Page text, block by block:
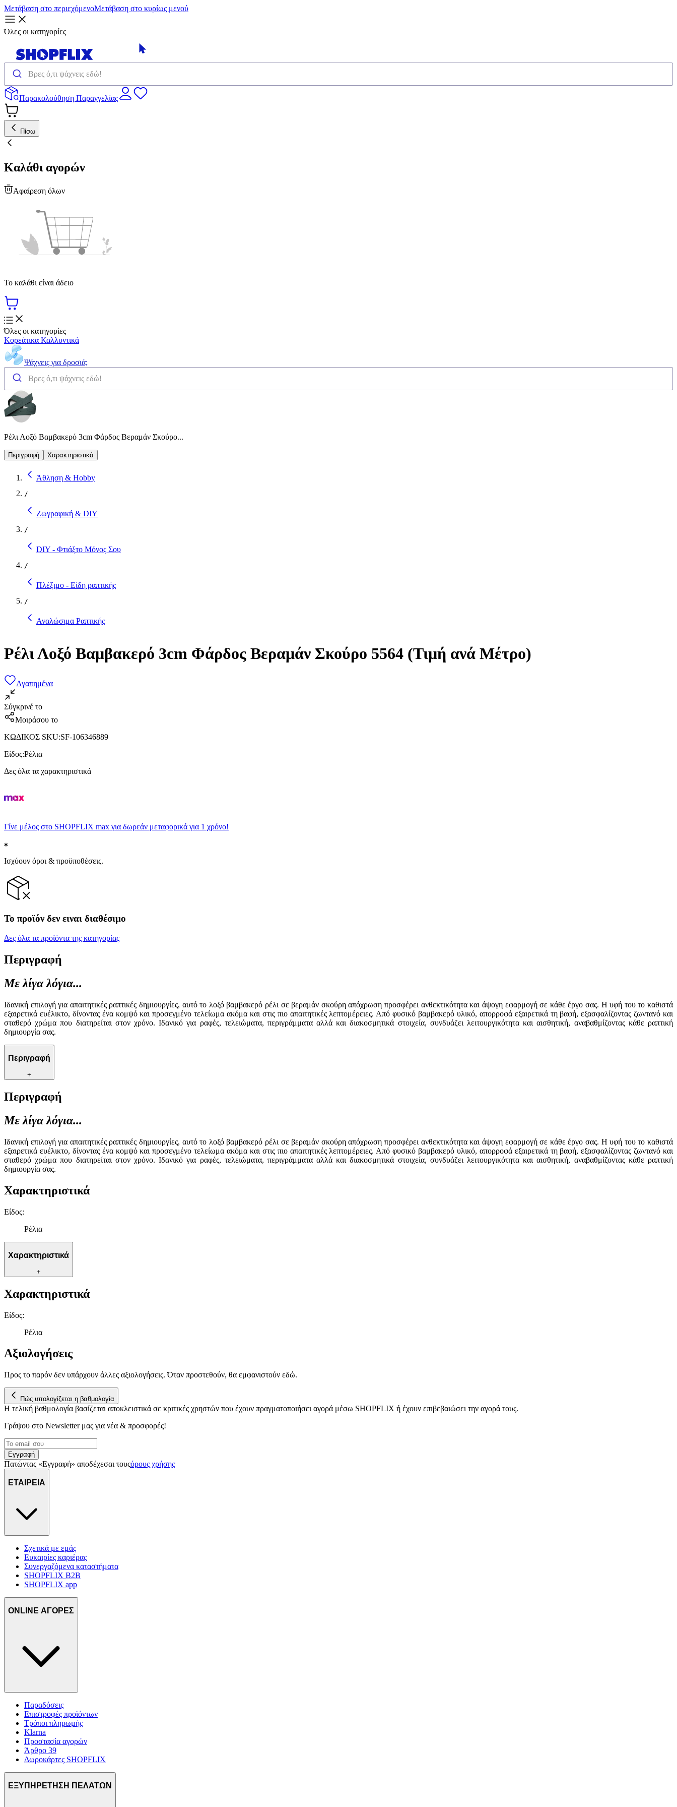
Μετάβαση στο περιεχόμενοΜετάβαση στο κυρίως μενού
Όλες οι κατηγορίες
Παρακολούθηση Παραγγελίας
Πίσω
Καλάθι αγορών
Αφαίρεση όλων
Το καλάθι είναι άδειο
Όλες οι κατηγορίες
Κορεάτικα Καλλυντικά
Ψάχνεις για δροσιά;
Ρέλι Λοξό Βαμβακερό 3cm Φάρδος Βεραμάν Σκούρο...
Περιγραφή Χαρακτηριστικά
Άθληση & Hobby
/
Ζωγραφική & DIY
/
DIY - Φτιάξτο Μόνος Σου
/
Πλέξιμο - Είδη ραπτικής
/
Αναλώσιμα Ραπτικής
Ρέλι Λοξό Βαμβακερό 3cm Φάρδος Βεραμάν Σκούρο 5564 (Τιμή ανά Μέτρο)
Αγαπημένα
Σύγκρινέ το
Μοιράσου το
ΚΩΔΙΚΟΣ SKU:SF-106346889
Είδος:Ρέλια
Δες όλα τα χαρακτηριστικά
Γίνε μέλος στο SHOPFLIX max για δωρεάν μεταφορικά για 1 χρόνο!
Ισχύουν όροι & προϋποθέσεις.
Το προϊόν δεν ειναι διαθέσιμο
Δες όλα τα προϊόντα της κατηγορίας
Περιγραφή
Με λίγα λόγια...
Ιδανική επιλογή για απαιτητικές ραπτικές δημιουργίες, αυτό το λοξό βαμβακερό ρέλι σε βεραμάν σκούρη απόχρωση προσφέρει ανθεκτικότητα και άψογη εφαρμογή σε κάθε έργο σας. Η υφή του το καθιστά
εξαιρετικά ευέλικτο, δίνοντας ένα κομψό και προσεγμένο τελείωμα ακόμα και στις πιο απαιτητικές λεπτομέρειες. Από φυσικό βαμβακερό υλικό, απορροφά εξαιρετικά τη βαφή, εξασφαλίζοντας ζωντανό και
σταθερό χρώμα που διατηρείται στον χρόνο. Ιδανικό για ραφές, τελειώματα, περιγράμματα αλλά και διακοσμητικά στοιχεία, συνδυάζει λειτουργικότητα και αισθητική, αναβαθμίζοντας κάθε ραπτική
δημιουργία σας.
Περιγραφή
+
Περιγραφή
Με λίγα λόγια...
Ιδανική επιλογή για απαιτητικές ραπτικές δημιουργίες, αυτό το λοξό βαμβακερό ρέλι σε βεραμάν σκούρη απόχρωση προσφέρει ανθεκτικότητα και άψογη εφαρμογή σε κάθε έργο σας. Η υφή του το καθιστά
εξαιρετικά ευέλικτο, δίνοντας ένα κομψό και προσεγμένο τελείωμα ακόμα και στις πιο απαιτητικές λεπτομέρειες. Από φυσικό βαμβακερό υλικό, απορροφά εξαιρετικά τη βαφή, εξασφαλίζοντας ζωντανό και
σταθερό χρώμα που διατηρείται στον χρόνο. Ιδανικό για ραφές, τελειώματα, περιγράμματα αλλά και διακοσμητικά στοιχεία, συνδυάζει λειτουργικότητα και αισθητική, αναβαθμίζοντας κάθε ραπτική
δημιουργία σας.
Χαρακτηριστικά
Είδος:
Ρέλια
Χαρακτηριστικά
+
Χαρακτηριστικά
Είδος:
Ρέλια
Αξιολογήσεις
Προς το παρόν δεν υπάρχουν άλλες αξιολογήσεις. Όταν προστεθούν, θα εμφανιστούν εδώ.
Πώς υπολογίζεται η βαθμολογία
Η τελική βαθμολογία βασίζεται αποκλειστικά σε κριτικές χρηστών που έχουν πραγματοποιήσει αγορά μέσω SHOPFLIX ή έχουν επιβεβαιώσει την αγορά τους.
Γράψου στο Νewsletter μας για νέα & προσφορές!
Εγγραφή
Πατώντας «Εγγραφή» αποδέχεσαι τουςόρους χρήσης
ΕΤΑΙΡΕΙΑ
Σχετικά με εμάς
Ευκαιρίες καριέρας
Συνεργαζόμενα καταστήματα
SHOPFLIX B2B
SHOPFLIX app
ONLINE ΑΓΟΡΕΣ
Παραδόσεις
Επιστροφές προϊόντων
Τρόποι πληρωμής
Klarna
Προστασία αγορών
Άρθρο 39
Δωροκάρτες SHOPFLIX
ΕΞΥΠΗΡΕΤΗΣΗ ΠΕΛΑΤΩΝ